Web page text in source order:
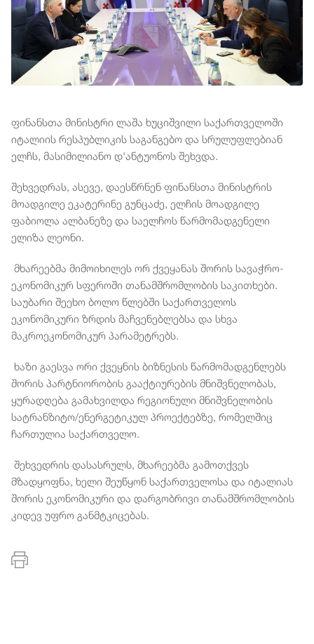
ფინანსთა მინისტრი ლაშა ხუციშვილი საქართველოში
იტალიის რესპუბლიკის საგანგებო და სრულუფლებიან
ელჩს, მასიმილიანო დ'ანტუონოს შეხვდა.
შეხვედრას, ასევე, დაესწრნენ ფინანსთა მინისტრის
მოადგილე ეკატერინე გუნცაძე, ელჩის მოადგილე
ფაბიოლა ალბანეზე და საელჩოს წარმომადგენელი
ელიზა ლეონი.
მხარეებმა მიმოიხილეს ორ ქვეყანას შორის სავაჭრო-
ეკონომიკურ სფეროში თანამშრომლობის საკითხები.
საუბარი შეეხო ბოლო წლებში საქართველოს
ეკონომიკური ზრდის მაჩვენებლებსა და სხვა
მაკროეკონომიკურ პარამეტრებს.
ხაზი გაესვა ორი ქვეყნის ბიზნესის წარმომადგენლებს
შორის პარტნიორობის გააქტიურების მნიშვნელობას,
ყურადღება გამახვილდა რეგიონული მნიშვნელობის
სატრანზიტო/ენერგეტიკულ პროექტებზე, რომელშიც
ჩართულია საქართველო.
შეხვედრის დასასრულს, მხარეებმა გამოთქვეს
მზადყოფნა, ხელი შეუწყონ საქართველოსა და იტალიას
შორის ეკონომიკური და დარგობრივი თანამშრომლობის
კიდევ უფრო განმტკიცებას.